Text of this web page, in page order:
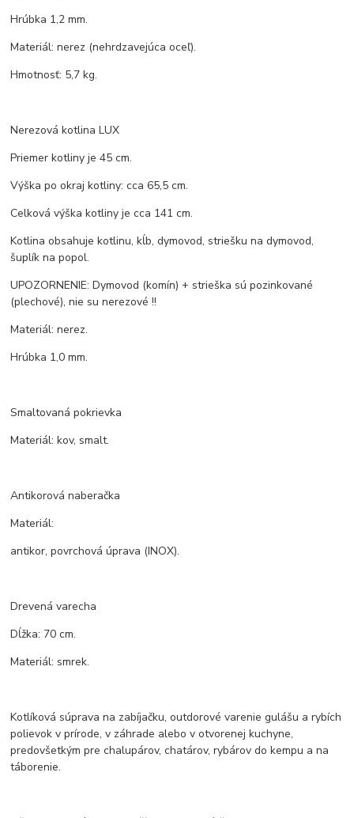
Hrúbka 1,2 mm.
Materiál: nerez (nehrdzavejúca oceľ).
Hmotnosť: 5,7 kg.
Nerezová kotlina LUX
Priemer kotliny je 45 cm.
Výška po okraj kotliny: cca 65,5 cm.
Celková výška kotliny je cca 141 cm.
Kotlina obsahuje kotlinu, kĺb, dymovod, striešku na dymovod,
šuplík na popol.
UPOZORNENIE: Dymovod (komín) + strieška sú pozinkované
(plechové), nie su nerezové !!
Materiál: nerez.
Hrúbka 1,0 mm.
Smaltovaná pokrievka
Materiál: kov, smalt.
Antikorová naberačka
Materiál:
antikor, povrchová úprava (INOX).
Drevená varecha
Dĺžka: 70 cm.
Materiál: smrek.
Kotlíková súprava na zabíjačku, outdorové varenie gulášu a rybích
polievok v prírode, v záhrade alebo v otvorenej kuchyne,
predovšetkým pre chalupárov, chatárov, rybárov do kempu a na
táborenie.